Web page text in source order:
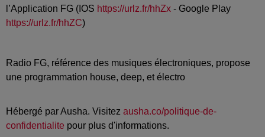
l’Application FG (IOS https://urlz.fr/hhZx - Google Play
https://urlz.fr/hhZC)
Radio FG, référence des musiques électroniques, propose
une programmation house, deep, et électro
Hébergé par Ausha. Visitez ausha.co/politique-de-
confidentialite pour plus d'informations.